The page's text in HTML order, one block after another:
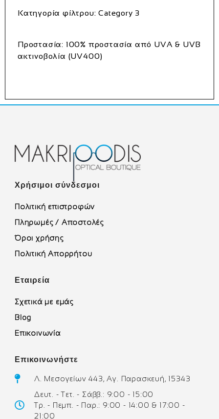
Κατηγορία φίλτρου: Category 3
Προστασία: 100% προστασία από UVA & UVB
ακτινοβολία (UV400)
Χρήσιμοι σύνδεσμοι
Πολιτική επιστροφών
Πληρωμές / Αποστολές
Όροι χρήσης
Πολιτική Απορρήτου
Εταιρεία
Σχετικά με εμάς
Blog
Επικοινωνία
Επικοινωνήστε
Λ. Μεσογείων 443, Αγ. Παρασκευή, 15343
Δευτ. - Τετ. - Σάββ.: 9:00 - 15:00
Τρ. - Πεμπ. - Παρ.: 9:00 - 14:00 & 17:00 -
21:00